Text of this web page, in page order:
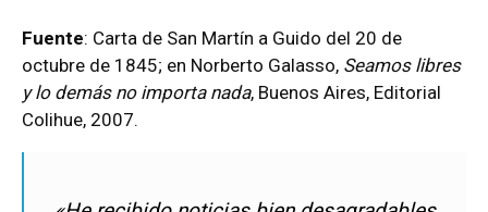
Fuente: Carta de San Martín a Guido del 20 de
octubre de 1845; en Norberto Galasso, Seamos libres
y lo demás no importa nada, Buenos Aires, Editorial
Colihue, 2007.